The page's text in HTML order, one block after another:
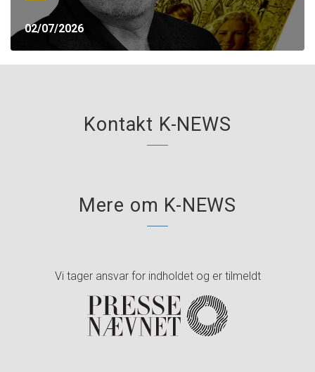
02/07/2026
Kontakt K-NEWS
Mere om K-NEWS
Vi tager ansvar for indholdet og er tilmeldt